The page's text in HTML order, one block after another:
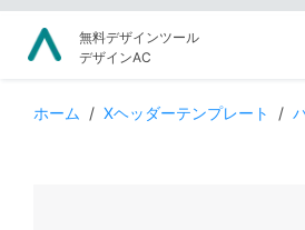
無料デザインツール
デザインAC
ホーム / Xヘッダーテンプレート /